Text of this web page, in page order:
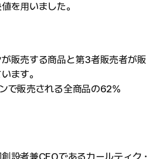
を用いました。
販売する商品と第3者販売者が販
ます。
で販売される全商品の62%